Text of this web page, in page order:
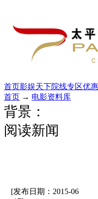
首页影娱天下院线专区优
首页 → 电影资料库
背景：
阅读新闻
[发布日期：2015-06